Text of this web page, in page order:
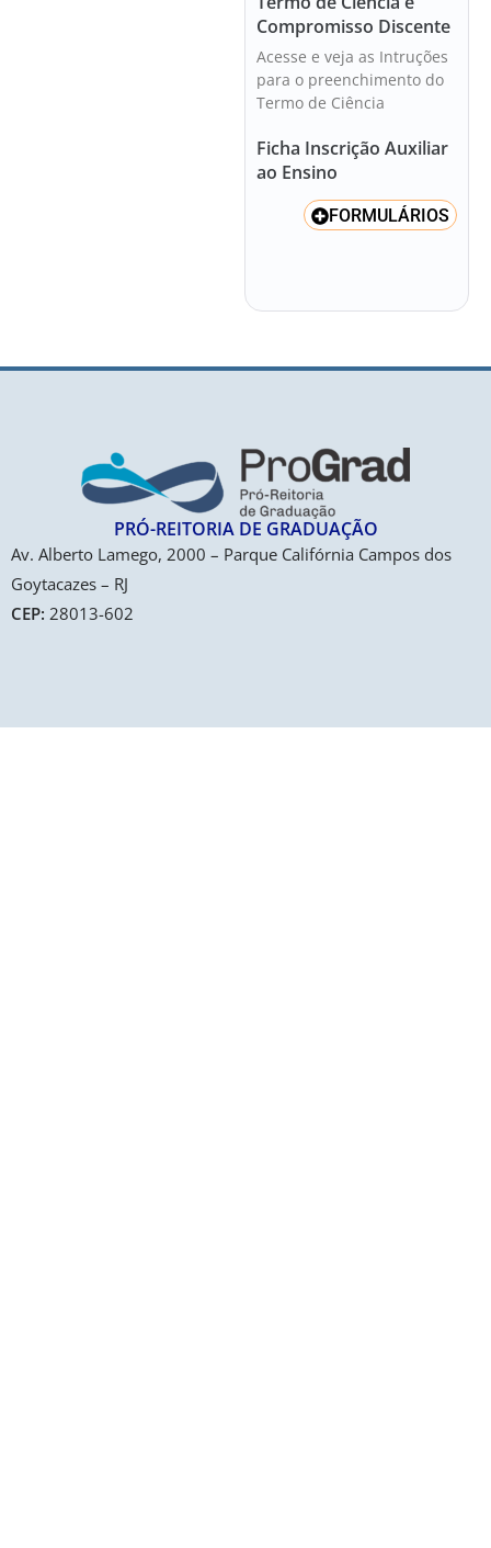
Compromisso Discente
Acesse e veja as Intruções
para o preenchimento do
Termo de Ciência
Ficha Inscrição Auxiliar
ao Ensino
FORMULÁRIOS
PRÓ-REITORIA DE GRADUAÇÃO​
Av. Alberto Lamego, 2000 – Parque Califórnia Campos dos
Goytacazes – RJ
CEP: 28013-602